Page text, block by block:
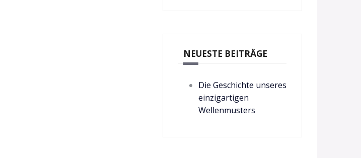
NEUESTE BEITRÄGE
Die Geschichte unseres
einzigartigen
Wellenmusters